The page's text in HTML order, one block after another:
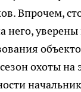
Впрочем,
него,
охоты